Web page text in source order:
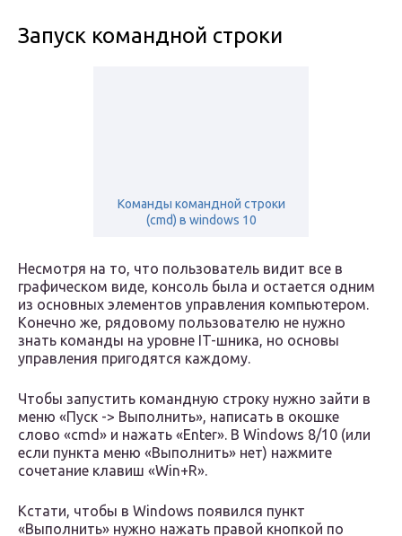
Запуск командной строки
Команды командной строки
(cmd) в windows 10
Несмотря на то, что пользователь видит все в
графическом виде, консоль была и остается одним
из основных элементов управления компьютером.
Конечно же, рядовому пользователю не нужно
знать команды на уровне IT-шника, но основы
управления пригодятся каждому.
Чтобы запустить командную строку нужно зайти в
меню «Пуск -> Выполнить», написать в окошке
слово «cmd» и нажать «Enter». В Windows 8/10 (или
если пункта меню «Выполнить» нет) нажмите
сочетание клавиш «Win+R».
Кстати, чтобы в Windows появился пункт
«Выполнить» нужно нажать правой кнопкой по